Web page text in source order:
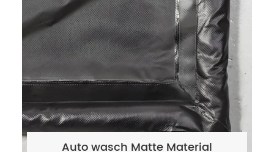
Auto wasch Matte Material